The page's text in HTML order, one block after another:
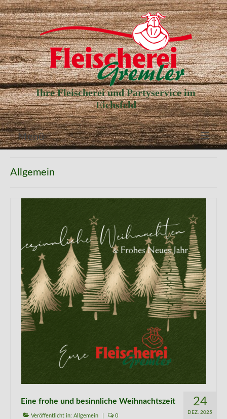
Ihre Fleischerei und Partyservice im
Eichsfeld
Menü
Unser Laden
Allgemein
24
DEZ. 2025
Eine frohe und besinnliche Weihnachtszeit
Veröffentlicht in: Allgemein 0